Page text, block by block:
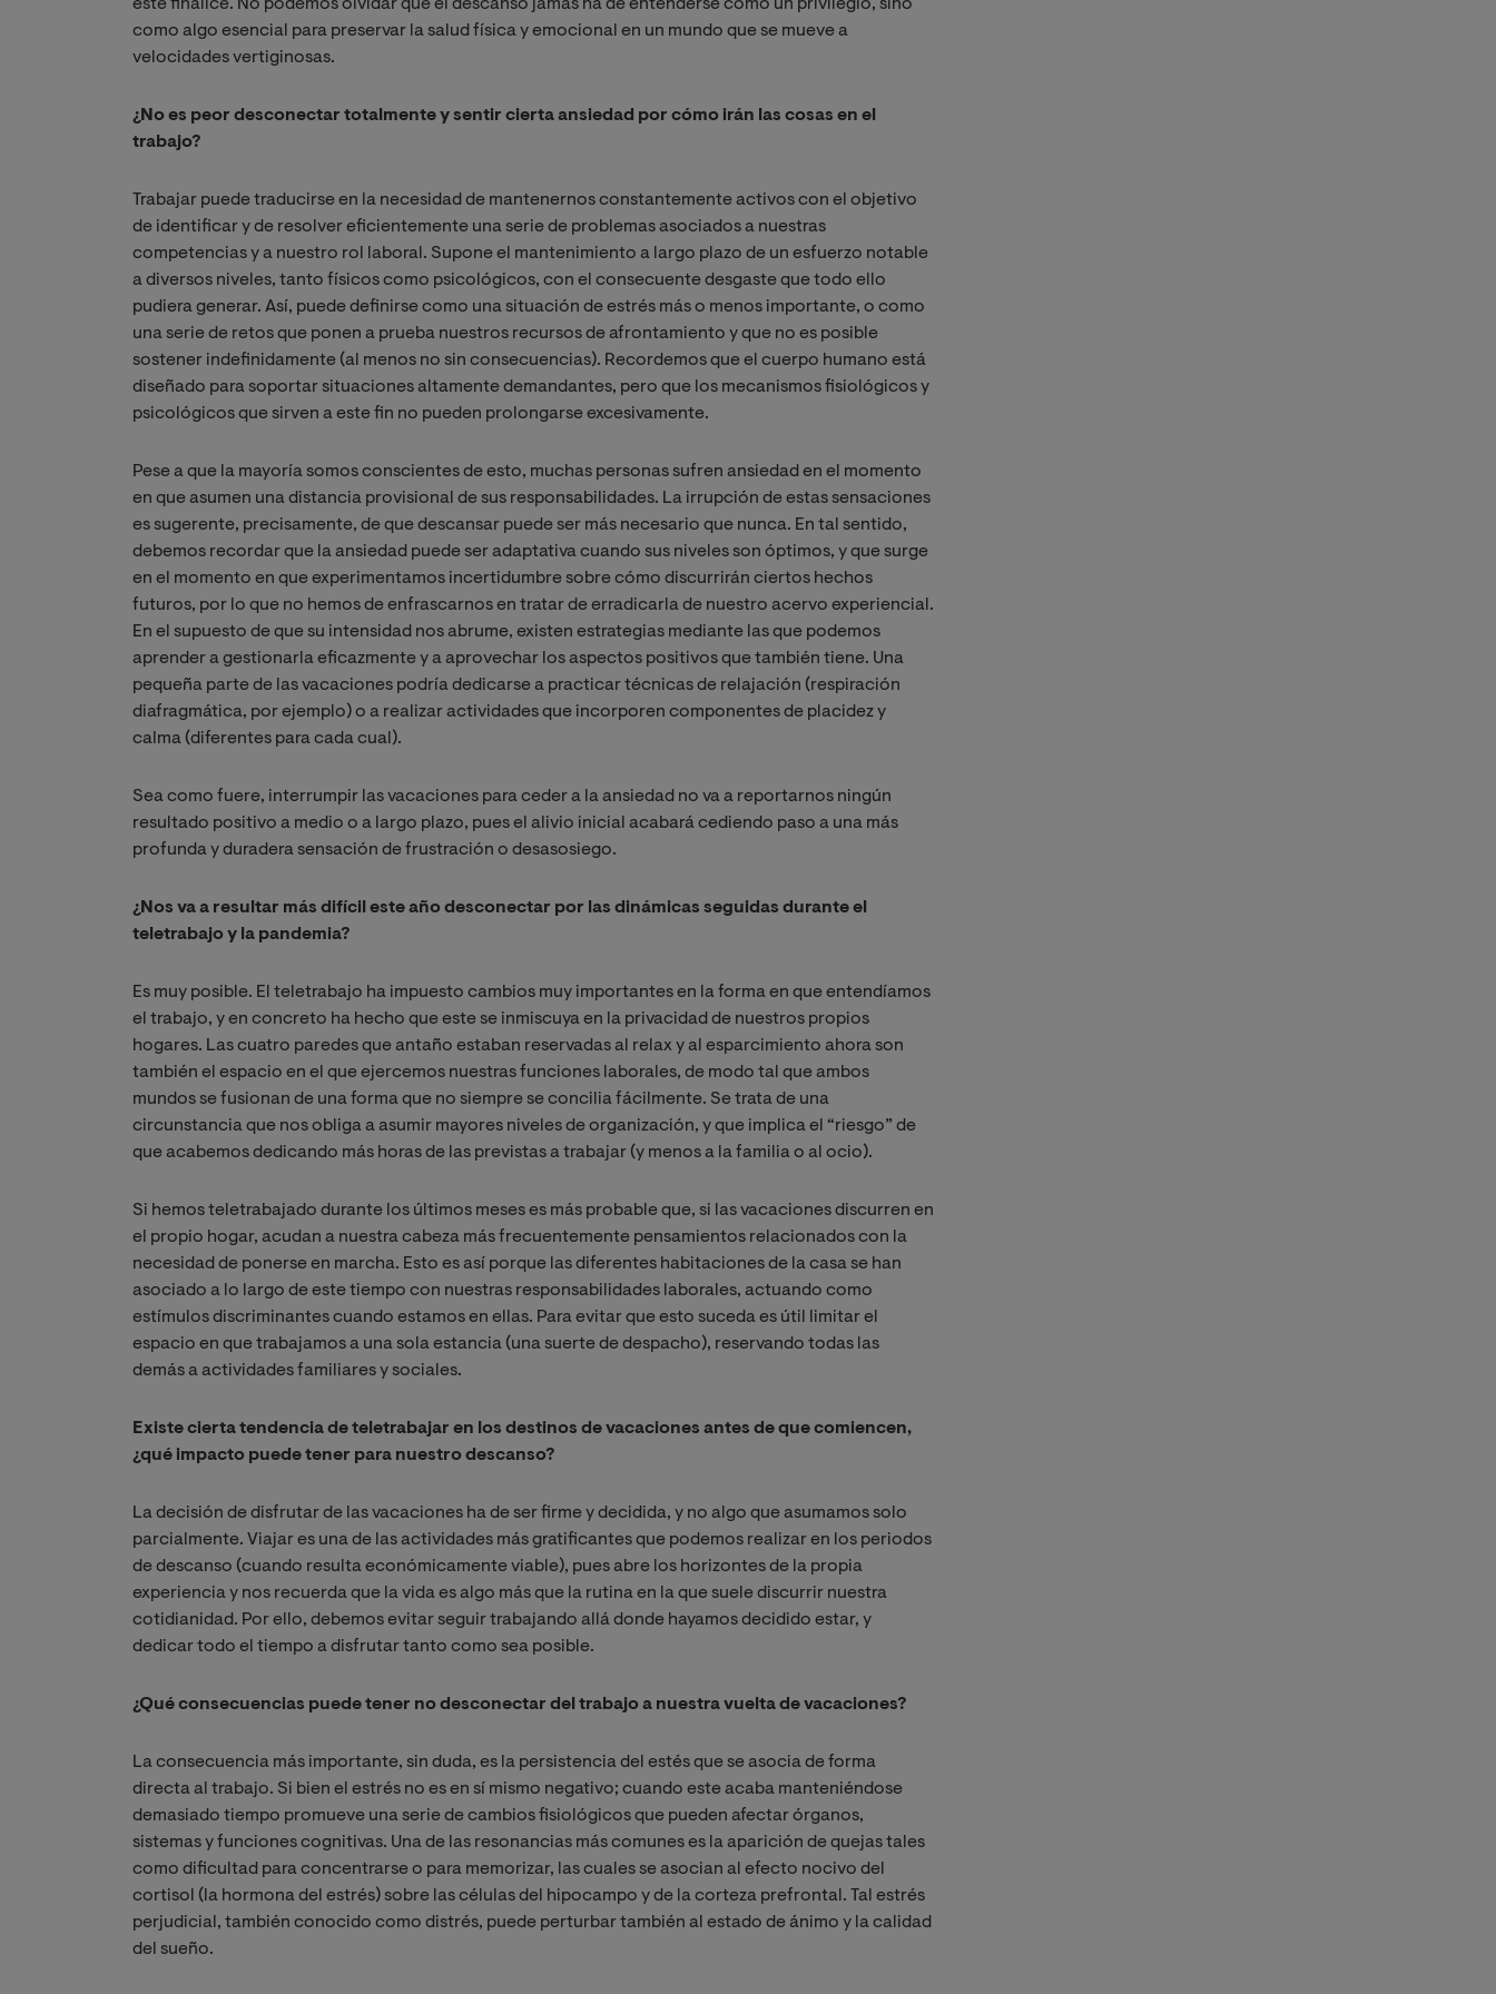
este finalice. No podemos olvidar que el descanso jamás ha de entenderse como un privilegio, sino
como algo esencial para preservar la salud física y emocional en un mundo que se mueve a
velocidades vertiginosas.
¿No es peor desconectar totalmente y sentir cierta ansiedad por cómo irán las cosas en el
trabajo?
Trabajar puede traducirse en la necesidad de mantenernos constantemente activos con el objetivo
de identificar y de resolver eficientemente una serie de problemas asociados a nuestras
competencias y a nuestro rol laboral. Supone el mantenimiento a largo plazo de un esfuerzo notable
a diversos niveles, tanto físicos como psicológicos, con el consecuente desgaste que todo ello
pudiera generar. Así, puede definirse como una situación de estrés más o menos importante, o como
una serie de retos que ponen a prueba nuestros recursos de afrontamiento y que no es posible
sostener indefinidamente (al menos no sin consecuencias). Recordemos que el cuerpo humano está
diseñado para soportar situaciones altamente demandantes, pero que los mecanismos fisiológicos y
psicológicos que sirven a este fin no pueden prolongarse excesivamente.
Pese a que la mayoría somos conscientes de esto, muchas personas sufren ansiedad en el momento
en que asumen una distancia provisional de sus responsabilidades. La irrupción de estas sensaciones
es sugerente, precisamente, de que descansar puede ser más necesario que nunca. En tal sentido,
debemos recordar que la ansiedad puede ser adaptativa cuando sus niveles son óptimos, y que surge
en el momento en que experimentamos incertidumbre sobre cómo discurrirán ciertos hechos
futuros, por lo que no hemos de enfrascarnos en tratar de erradicarla de nuestro acervo experiencial.
En el supuesto de que su intensidad nos abrume, existen estrategias mediante las que podemos
aprender a gestionarla eficazmente y a aprovechar los aspectos positivos que también tiene. Una
pequeña parte de las vacaciones podría dedicarse a practicar técnicas de relajación (respiración
diafragmática, por ejemplo) o a realizar actividades que incorporen componentes de placidez y
calma (diferentes para cada cual).
Sea como fuere, interrumpir las vacaciones para ceder a la ansiedad no va a reportarnos ningún
resultado positivo a medio o a largo plazo, pues el alivio inicial acabará cediendo paso a una más
profunda y duradera sensación de frustración o desasosiego.
¿Nos va a resultar más difícil este año desconectar por las dinámicas seguidas durante el
teletrabajo y la pandemia?
Es muy posible. El teletrabajo ha impuesto cambios muy importantes en la forma en que entendíamos
el trabajo, y en concreto ha hecho que este se inmiscuya en la privacidad de nuestros propios
hogares. Las cuatro paredes que antaño estaban reservadas al relax y al esparcimiento ahora son
también el espacio en el que ejercemos nuestras funciones laborales, de modo tal que ambos
mundos se fusionan de una forma que no siempre se concilia fácilmente. Se trata de una
circunstancia que nos obliga a asumir mayores niveles de organización, y que implica el “riesgo” de
que acabemos dedicando más horas de las previstas a trabajar (y menos a la familia o al ocio).
Si hemos teletrabajado durante los últimos meses es más probable que, si las vacaciones discurren en
el propio hogar, acudan a nuestra cabeza más frecuentemente pensamientos relacionados con la
necesidad de ponerse en marcha. Esto es así porque las diferentes habitaciones de la casa se han
asociado a lo largo de este tiempo con nuestras responsabilidades laborales, actuando como
estímulos discriminantes cuando estamos en ellas. Para evitar que esto suceda es útil limitar el
espacio en que trabajamos a una sola estancia (una suerte de despacho), reservando todas las
demás a actividades familiares y sociales.
Existe cierta tendencia de teletrabajar en los destinos de vacaciones antes de que comiencen,
¿qué impacto puede tener para nuestro descanso?
La decisión de disfrutar de las vacaciones ha de ser firme y decidida, y no algo que asumamos solo
parcialmente. Viajar es una de las actividades más gratificantes que podemos realizar en los periodos
de descanso (cuando resulta económicamente viable), pues abre los horizontes de la propia
experiencia y nos recuerda que la vida es algo más que la rutina en la que suele discurrir nuestra
cotidianidad. Por ello, debemos evitar seguir trabajando allá donde hayamos decidido estar, y
dedicar todo el tiempo a disfrutar tanto como sea posible.
¿Qué consecuencias puede tener no desconectar del trabajo a nuestra vuelta de vacaciones?
La consecuencia más importante, sin duda, es la persistencia del estés que se asocia de forma
directa al trabajo. Si bien el estrés no es en sí mismo negativo; cuando este acaba manteniéndose
demasiado tiempo promueve una serie de cambios fisiológicos que pueden afectar órganos,
sistemas y funciones cognitivas. Una de las resonancias más comunes es la aparición de quejas tales
como dificultad para concentrarse o para memorizar, las cuales se asocian al efecto nocivo del
cortisol (la hormona del estrés) sobre las células del hipocampo y de la corteza prefrontal. Tal estrés
perjudicial, también conocido como distrés, puede perturbar también al estado de ánimo y la calidad
del sueño.